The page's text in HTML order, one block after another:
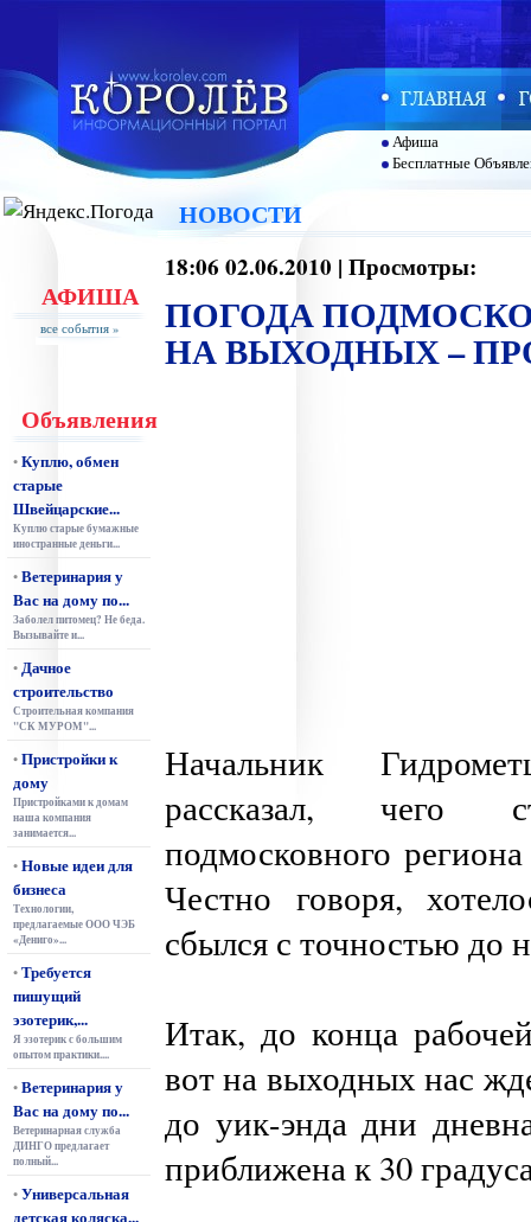
Афиша
Бесплатные
АФИША
все события »
Объявления
•Куплю, обмен
старые
Швейцарские...
Куплю старые бумажные
иностранные деньги...
•Ветеринария у
Вас на дому по...
Заболел питомец? Не беда.
Вызывайте и...
•Дачное
строительство
Строительная компания
"СК МУРОМ"...
•Пристройки к
дому
Пристройками к домам
наша компания
занимается...
•Новые идеи для
бизнеса
Технологии,
предлагаемые ООО ЧЭБ
«Дениго»...
•Требуется
пишущий
эзотерик,...
Я эзотерик с большим
опытом практики....
•Ветеринария у
Вас на дому по...
Ветеринарная служба
ДИНГО предлагает
полный...
•Универсальная
детская коляска...
НОВОСТИ
18:06 02.06.2010 | Просмотры:
ПОГОДА
НА ВЫХОДНЫХ –
Начальник
рассказал, чего
подмосковного
Честно говоря,
сбылся с точностью до
Итак, до конца
вот на выходных нас
до уик-энда дни
приближена к 30